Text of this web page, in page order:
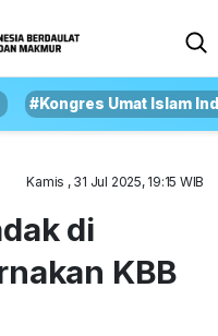
#Kongres Umat Islam
Kamis , 31 Jul 2025, 19:15 WIB
di
KBB